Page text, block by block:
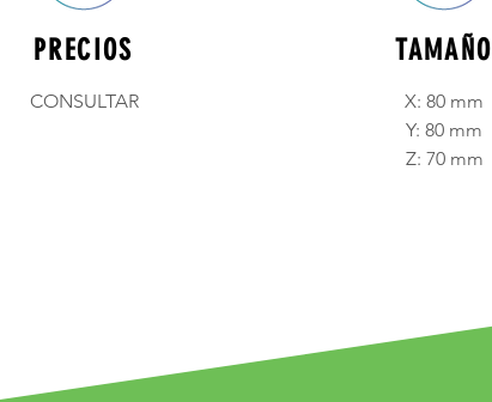
PRECIOS
CONSULTAR
TAMAÑO
X: 80 mm
Y: 80 mm
Z: 70 mm